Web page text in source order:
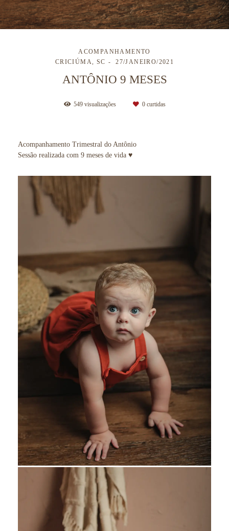
ACOMPANHAMENTO
CRICIÚMA, SC
27/JANEIRO/2021
ANTÔNIO 9 MESES
549visualizações 0curtidas
Acompanhamento Trimestral do Antônio
Sessão realizada com 9 meses de vida ♥